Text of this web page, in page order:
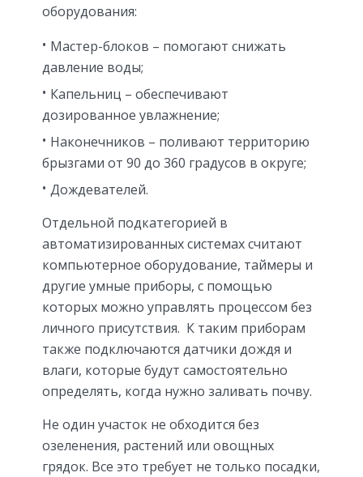
оборудования:
Мастер-блоков – помогают снижать
давление воды;
Капельниц – обеспечивают
дозированное увлажнение;
Наконечников – поливают территорию
брызгами от 90 до 360 градусов в округе;
Дождевателей.
Отдельной подкатегорией в
автоматизированных системах считают
компьютерное оборудование, таймеры и
другие умные приборы, с помощью
которых можно управлять процессом без
личного присутствия. К таким приборам
также подключаются датчики дождя и
влаги, которые будут самостоятельно
определять, когда нужно заливать почву.
Не один участок не обходится без
озеленения, растений или овощных
грядок. Все это требует не только посадки,